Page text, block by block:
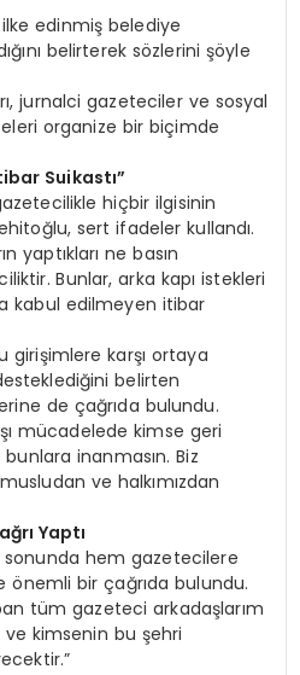
edinmiş belediye
belirterek sözlerini şöyle
jurnalci gazeteciler ve sosyal
organize bir biçimde
Suikastı”
hiçbir ilgisinin
sert ifadeler kullandı.
yaptıkları ne basın
Bunlar, arka kapı istekleri
kabul edilmeyen itibar
girişimlere karşı ortaya
belirten
de çağrıda bulundu.
mücadelede kimse geri
inanmasın. Biz
ve halkımızdan
Yaptı
sonunda hem gazetecilere
bir çağrıda bulundu.
tüm gazeteci arkadaşlarım
ve kimsenin bu şehri